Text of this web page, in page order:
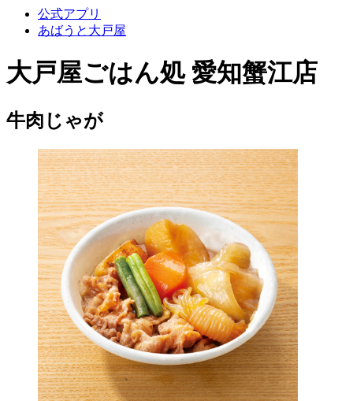
公式アプリ
あばうと大戸屋
大戸屋ごはん処 愛知蟹江店
牛肉じゃが